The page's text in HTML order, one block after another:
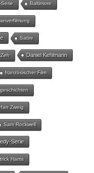
Serie Baltimore
Satire
Daniel Kehlmann
französischer Film
Zweig
Sam Rockwell
Serie
Harris